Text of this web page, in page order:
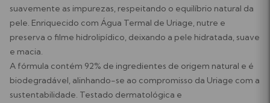
suavemente as impurezas, respeitando o equilíbrio natural da
pele. Enriquecido com Água Termal de Uriage, nutre e
preserva o filme hidrolipídico, deixando a pele hidratada, suave
e macia.
A fórmula contém 92% de ingredientes de origem natural e é
biodegradável, alinhando-se ao compromisso da Uriage com a
sustentabilidade. Testado dermatológica e